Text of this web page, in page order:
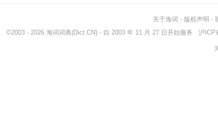
关于海词 - 版权声明 -
©2003 - 2026 海词词典(Dict.CN) - 自 2003 年 11 月 27 日开始服务 沪ICP